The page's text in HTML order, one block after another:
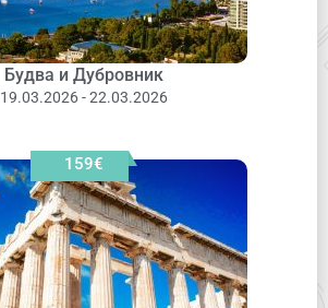
Будва и Дубровник
19.03.2026 - 22.03.2026
159€